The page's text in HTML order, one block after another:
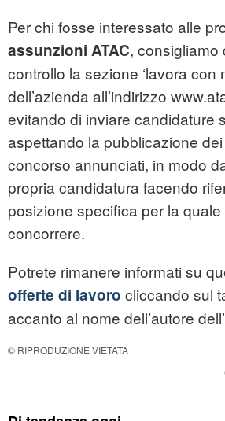
Per chi fosse interessato alle
assunzioni ATAC, consigliamo
controllo la sezione ‘lavora con
dell’azienda all’indirizzo
evitando di inviare candidature
aspettando la pubblicazione
concorso annunciati, in modo
propria candidatura facendo
posizione specifica per la
concorrere.
Potrete rimanere informati su
offerte di lavoro cliccando sul
accanto al nome dell’autore
© RIPRODUZIONE VIETATA